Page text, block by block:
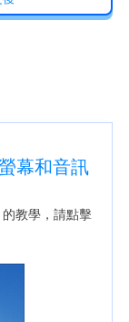
幕和音訊
教學，請點擊